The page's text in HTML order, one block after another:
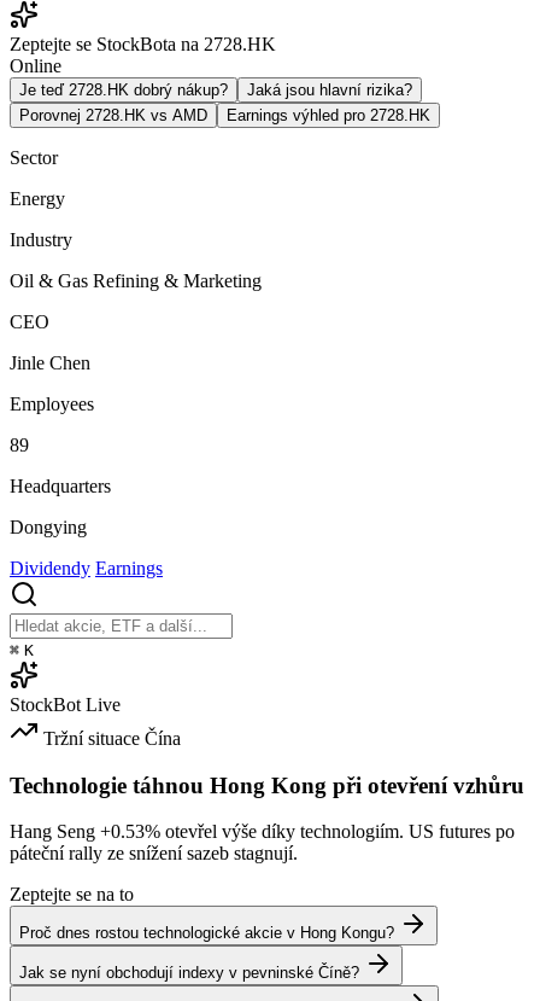
Zeptejte se StockBota na 2728.HK
Online
Je teď 2728.HK dobrý nákup?
Jaká jsou hlavní rizika?
Porovnej 2728.HK vs AMD
Earnings výhled pro 2728.HK
Sector
Energy
Industry
Oil & Gas Refining & Marketing
CEO
Jinle Chen
Employees
89
Headquarters
Dongying
Dividendy Earnings
⌘ K
StockBot Live
Tržní situace Čína
Technologie táhnou Hong Kong při otevření vzhůru
Hang Seng +0.53% otevřel výše díky technologiím. US futures po
páteční rally ze snížení sazeb stagnují.
Zeptejte se na to
Proč dnes rostou technologické akcie v Hong Kongu?
Jak se nyní obchodují indexy v pevninské Číně?